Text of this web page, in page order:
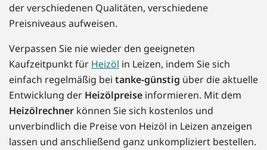
der verschiedenen Qualitäten, verschiedene
Preisniveaus aufweisen.
Verpassen Sie nie wieder den geeigneten
Kaufzeitpunkt für Heizöl in Leizen, indem Sie sich
einfach regelmäßig bei tanke-günstig über die aktuelle
Entwicklung der Heizölpreise informieren. Mit dem
Heizölrechner können Sie sich kostenlos und
unverbindlich die Preise von Heizöl in Leizen anzeigen
lassen und anschließend ganz unkompliziert bestellen.